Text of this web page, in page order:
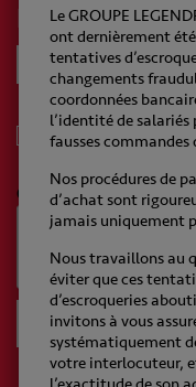
La newsletter
J'accepte de recevoir
Legendre des emails
CAPTCHA
Le GROUPE
ont dernièrement
tentatives
changements
coordonnées
l’identité de salariés
fausses
Nos procédures de
d’achat sont
jamais uniquement
Nous travaillons au
éviter que ces
d’escroqueries
invitons à vous
systématiquement
votre interlocuteur,